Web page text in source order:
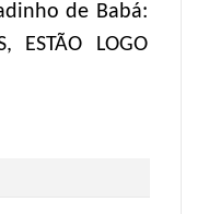
de Babá:
ESTÃO LOGO